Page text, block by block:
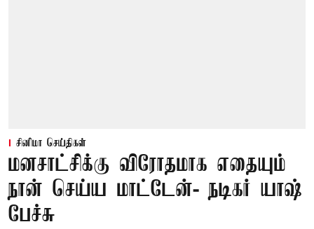
சினிமா செய்திகள்
மனசாட்சிக்கு விரோதமாக எதையும்
நான் செய்ய மாட்டேன்- நடிகர் யாஷ்
பேச்சு